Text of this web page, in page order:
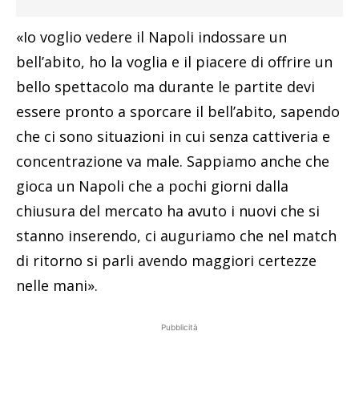
«Io voglio vedere il Napoli indossare un
bell’abito, ho la voglia e il piacere di offrire un
bello spettacolo ma durante le partite devi
essere pronto a sporcare il bell’abito, sapendo
che ci sono situazioni in cui senza cattiveria e
concentrazione va male. Sappiamo anche che
gioca un Napoli che a pochi giorni dalla
chiusura del mercato ha avuto i nuovi che si
stanno inserendo, ci auguriamo che nel match
di ritorno si parli avendo maggiori certezze
nelle mani».
Pubblicità